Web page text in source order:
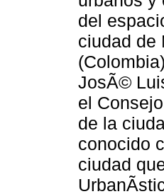
del
ciudad de
JosÃ©
el
de la
conocido
ciudad